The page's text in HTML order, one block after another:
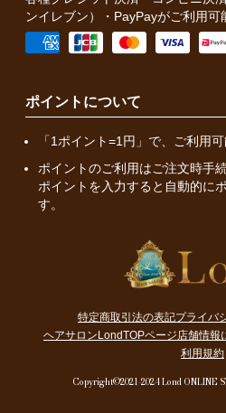
ンイレブン）・PayPayがご利用可
ポイントについて
「1ポイント=1円」で、ご利用可
ポイントのご利用はご注文時手
ポイントを入力すると自動的に
す。
特定商取引法の表記プライバ
ヘアサロンLondTOPページ店舗情報
利用規約
Copyright©2021-2024 Lond ONLINE